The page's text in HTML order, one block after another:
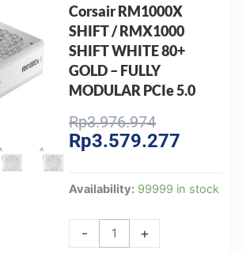
Corsair RM1000X
SHIFT / RMX1000
SHIFT WHITE 80+
GOLD – FULLY
MODULAR PCIe 5.0
Rp3.976.974Original
price
Rp3.579.277
Availability: 99999 in stock
-
Corsair
/
+